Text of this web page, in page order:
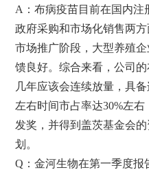
A：布病疫苗目前在国内注
政府采购和市场化销售两
市场推广阶段，大型养殖
馈良好。综合来看，公司
几年应该会连续放量，具
左右时间市占率达30%左
发奖，并得到盖茨基金会
划。
Q：金河生物在第一季度报